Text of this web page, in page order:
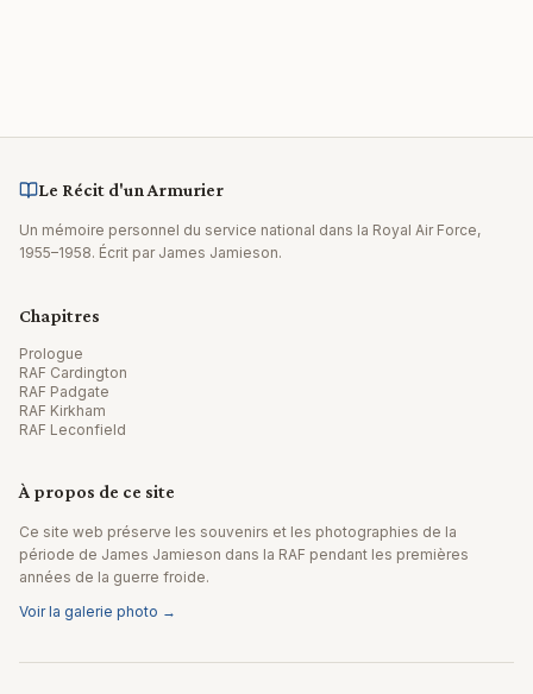
Le Récit d'un Armurier
Un mémoire personnel du service national dans la Royal Air Force,
1955–1958. Écrit par James Jamieson.
Chapitres
Prologue
RAF Cardington
RAF Padgate
RAF Kirkham
RAF Leconfield
À propos de ce site
Ce site web préserve les souvenirs et les photographies de la
période de James Jamieson dans la RAF pendant les premières
années de la guerre froide.
Voir la galerie photo →